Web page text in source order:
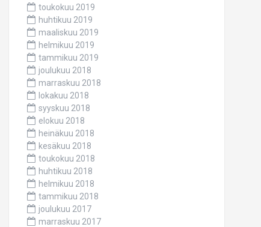
toukokuu 2019
huhtikuu 2019
maaliskuu 2019
helmikuu 2019
tammikuu 2019
joulukuu 2018
marraskuu 2018
lokakuu 2018
syyskuu 2018
elokuu 2018
heinäkuu 2018
kesäkuu 2018
toukokuu 2018
huhtikuu 2018
helmikuu 2018
tammikuu 2018
joulukuu 2017
marraskuu 2017